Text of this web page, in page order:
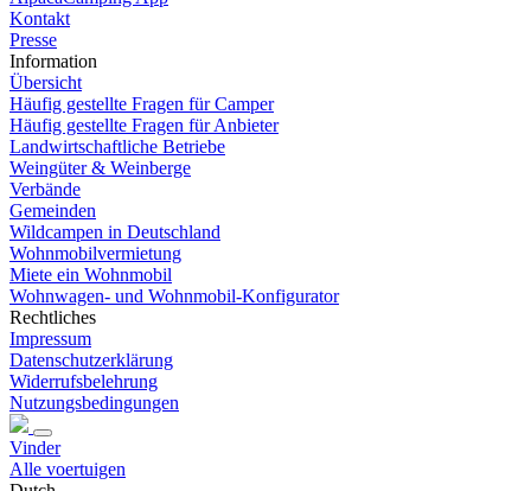
Kontakt
Presse
Information
Übersicht
Häufig gestellte Fragen für Camper
Häufig gestellte Fragen für Anbieter
Landwirtschaftliche Betriebe
Weingüter & Weinberge
Verbände
Gemeinden
Wildcampen in Deutschland
Wohnmobilvermietung
Miete ein Wohnmobil
Wohnwagen- und Wohnmobil-Konfigurator
Rechtliches
Impressum
Datenschutzerklärung
Widerrufsbelehrung
Nutzungsbedingungen
Vinder
Alle voertuigen